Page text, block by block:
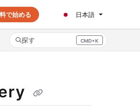
で始める 日本語
探す CMD+K
Press CMD+K to open search